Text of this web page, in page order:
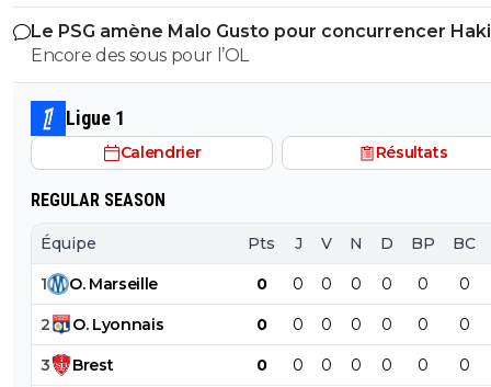
près. Bref... Quand l'équipe sera complète... ce sera beaucoup
mieux.
Le PSG amène Malo Gusto pour concurrencer
Encore des sous pour l’OL
Ligue 1
Calendrier Résultats
REGULAR SEASON
Équipe Pts J V N D BP BC
1 O. Marseille 0 0 0 0 0 0 0
2 O. Lyonnais 0 0 0 0 0 0 0
3 Brest 0 0 0 0 0 0 0